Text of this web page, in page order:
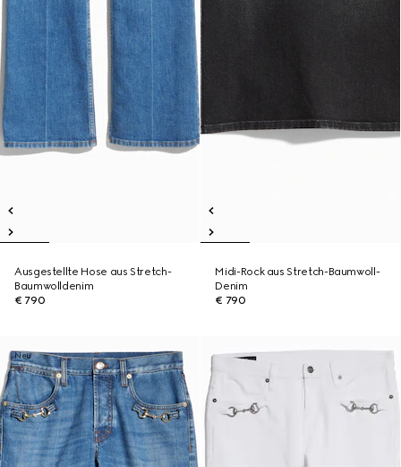
Ausgestellte Hose aus Stretch-
Baumwolldenim
€ 790
Midi-Rock aus Stretch-Baumwoll-
Denim
€ 790
Neu